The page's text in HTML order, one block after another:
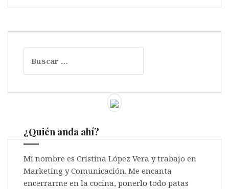
¿Quién anda ahí?
Mi nombre es Cristina López Vera y trabajo en
Marketing y Comunicación. Me encanta
encerrarme en la cocina, ponerlo todo patas